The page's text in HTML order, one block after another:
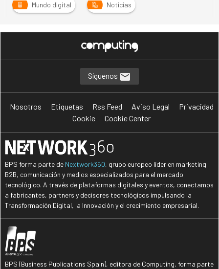
Mundo digital Noticias
Síguenos
Nosotros Etiquetas Rss Feed Aviso Legal
Privacidad
Cookie
Cookie Center
BPS forma parte de Nextwork360, grupo europeo líder en marketing
B2B, comunicación y medios especializados para el mercado
tecnológico. A través de plataformas digitales y eventos, conectamos
a fabricantes, partners y decisores tecnológicos impulsando la
Transformación Digital, la Innovación y el crecimiento empresarial.
BPS (Business Publications Spain), editora de Computing, forma parte